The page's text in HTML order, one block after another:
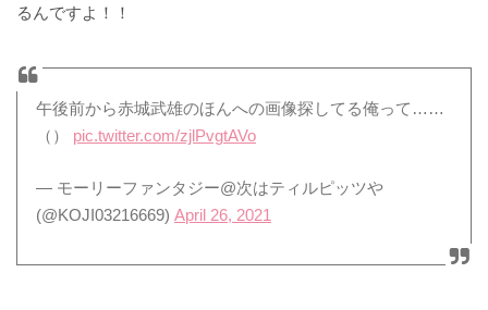
るんですよ！！
午後前から赤城武雄のほんへの画像探してる俺って……
（） pic.twitter.com/zjlPvgtAVo
— モーリーファンタジー@次はティルピッツや
(@KOJI03216669)April 26, 2021